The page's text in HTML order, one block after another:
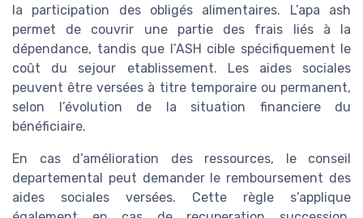
la participation des obligés alimentaires. L’apa ash
permet de couvrir une partie des frais liés à la
dépendance, tandis que l’ASH cible spécifiquement le
coût du sejour etablissement. Les aides sociales
peuvent être versées à titre temporaire ou permanent,
selon l’évolution de la situation financiere du
bénéficiaire.
En cas d’amélioration des ressources, le conseil
departemental peut demander le remboursement des
aides sociales versées. Cette règle s’applique